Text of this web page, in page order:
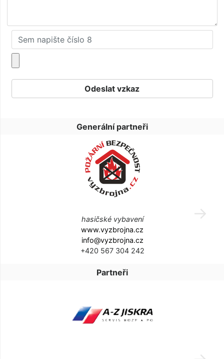
Generální partneři
hasičské vybavení
www.vyzbrojna.cz
info@vyzbrojna.cz
+420 567 304 242
Partneři